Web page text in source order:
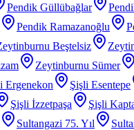
Pendik Güllübağlar
Pendik Ramazanoğlu
Beştelsiz
Zeytinburnu Sümer
Ergenekon Şişli Esentepe
Şişli İzzetpaşa Şişli
Sultangazi 75. Yıl